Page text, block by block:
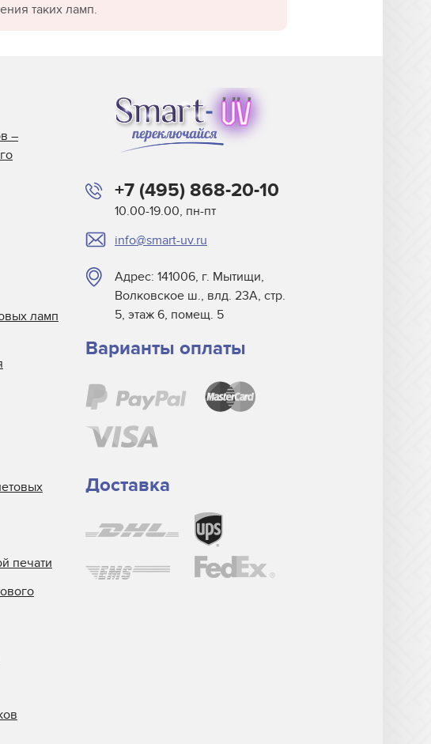
таких ламп.
+7 (495) 868-20-10
10.00-19.00, пн-пт
info@smart-uv.ru
Адрес: 141006, г. Мытищи,
Волковское ш., влд. 23А, стр.
5, этаж 6, помещ. 5
Варианты оплаты
Доставка
–
ламп
печати